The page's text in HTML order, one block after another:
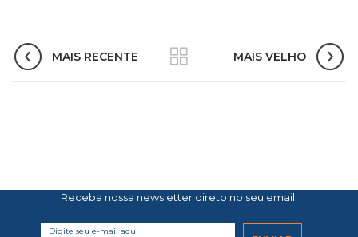
MAIS RECENTE MAIS VELHO
Receba nossa newsletter direto no seu email.
Digite seu e-mail aqui